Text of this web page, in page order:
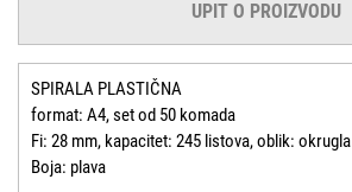
UPIT O PROIZVODU
SPIRALA PLASTIČNA
format: A4, set od 50 komada
Fi: 28 mm, kapacitet: 245 listova, oblik: okrugla
Boja: plava